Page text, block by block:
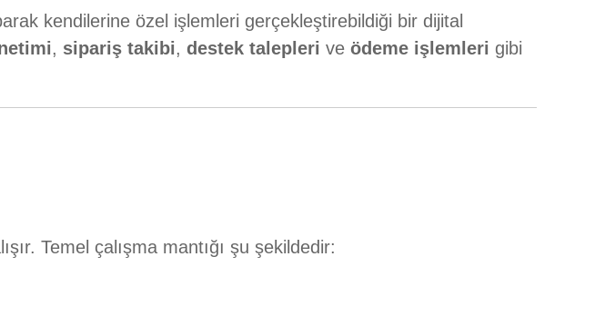
kendilerine özel işlemleri gerçekleştirebildiği bir dijital
, sipariş takibi, destek talepleri ve ödeme işlemleri gibi
Temel çalışma mantığı şu şekildedir: